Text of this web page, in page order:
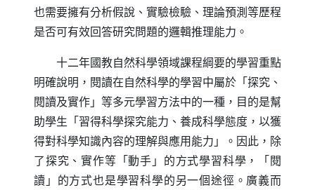
也需要擁有分析假說、實驗檢驗、理論預測等歷程
是否可有效回答研究問題的邏輯推理能力。
十二年國教自然科學領域課程綱要的學習重點
明確說明，閱讀在自然科學的學習中屬於「探究、
閱讀及實作」等多元學習方法中的一種，目的是幫
助學生「習得科學探究能力、養成科學態度，以獲
得對科學知識內容的理解與應用能力」。因此，除
了探究、實作等「動手」的方式學習科學，「閱
讀」的方式也是學習科學的另一個途徑。廣義而